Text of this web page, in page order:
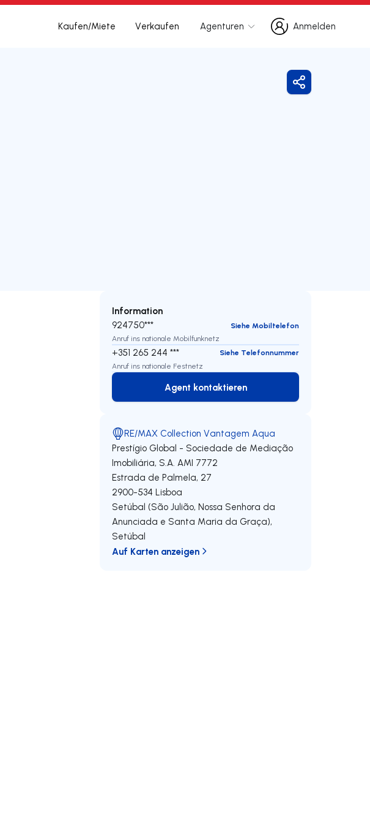
Kaufen/Miete Verkaufen Agenturen
Anmelden
Anmelden
Freigeben
Information
924750***
Siehe Mobiltelefon
Anruf ins nationale Mobilfunknetz
+351 265 244 ***
Siehe Telefonnummer
Anruf ins nationale Festnetz
Agent kontaktieren
Agent kontaktieren
RE/MAX Collection Vantagem Aqua
Prestígio Global - Sociedade de Mediação
Imobiliária, S.A. AMI 7772
Estrada de Palmela, 27
2900-534 Lisboa
Setúbal (São Julião, Nossa Senhora da
Anunciada e Santa Maria da Graça),
Setúbal
Auf Karten anzeigen